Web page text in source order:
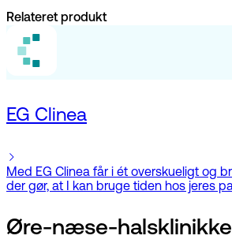
Relateret produkt
EG Clinea
Med EG Clinea får i ét overskueligt og
der gør, at I kan bruge tiden hos jeres
Øre-næse-